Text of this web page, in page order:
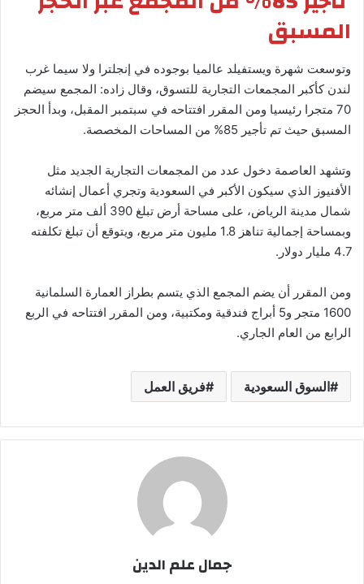
المسبق
وتوسعت شهرة ويستفيلد عالميا بوجوده في إنجلترا ولا سيما غرب
لندن كأكبر المجمعات التجارية للتسوق، وقال زاده: المجمع سيضم
70 متجرا رئيسيا ومن المقرر افتتاحه في سبتمبر المقبل، وبدأ الحجز
المسبق حيث تم تأجير 85% من المساحات المخصصة.
وتشهد العاصمة دخول عدد من المجمعات التجارية الجديد مثل
الأفنيوز الذي سيكون الأكبر في السعودية وتجري أعمال إنشائه
شمال مدينة الرياض، على مساحة أرض تبلغ 390 ألف متر مربع،
وبمساحة إجمالية تناهز 1.8 مليون متر مربع، ويتوقع أن تبلغ تكلفته
4.7 مليار دولار.
ومن المقرر أن يضم المجمع الذي يتسم بطراز العمارة السلمانية
1600 متجر و5 أبراج فندقية ومكتبية، ومن المقرر افتتاحه في الربع
الرابع من العام الجاري.
السوق السعودية فريق العمل
جمال علم الدين